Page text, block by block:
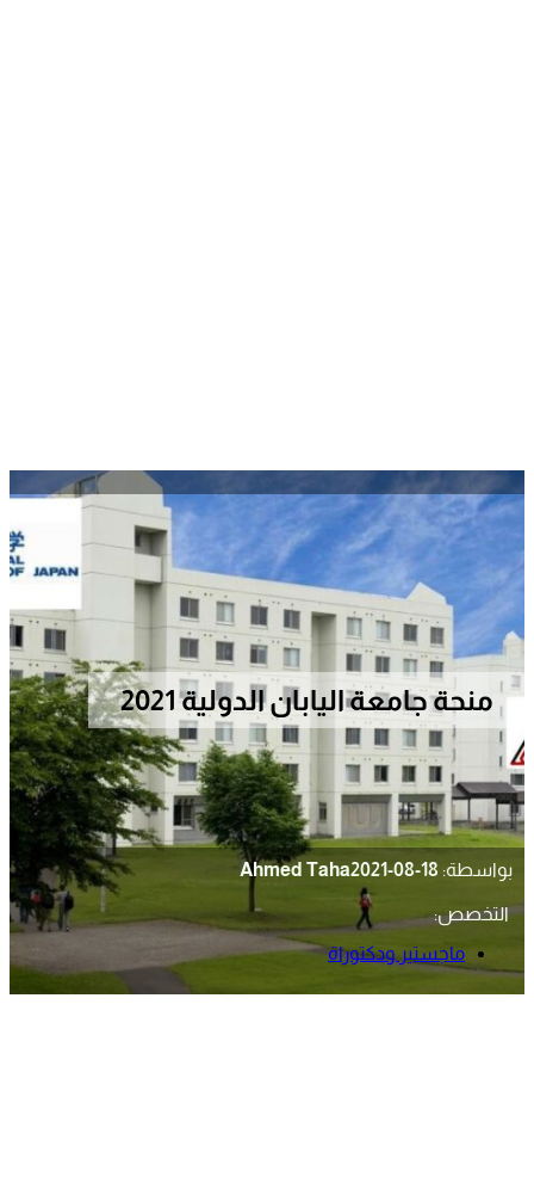
منحة جامعة اليابان الدولية 2021
بواسطة: Ahmed Taha2021-08-18
التخصص:
ماجستير ودكتوراة